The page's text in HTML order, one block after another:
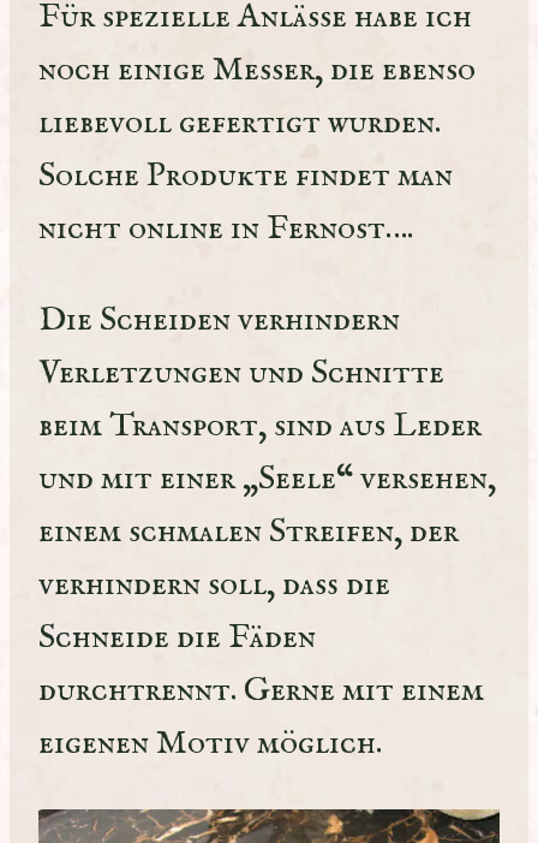
Für spezielle Anlässe habe ich
noch einige Messer, die ebenso
liebevoll gefertigt wurden.
Solche Produkte findet man
nicht online in Fernost….
Die Scheiden verhindern
Verletzungen und Schnitte
beim Transport, sind aus Leder
und mit einer „Seele“ versehen,
einem schmalen Streifen, der
verhindern soll, daß die
Schneide die Fäden
durchtrennt. Gerne mit einem
eigenen Motiv möglich.